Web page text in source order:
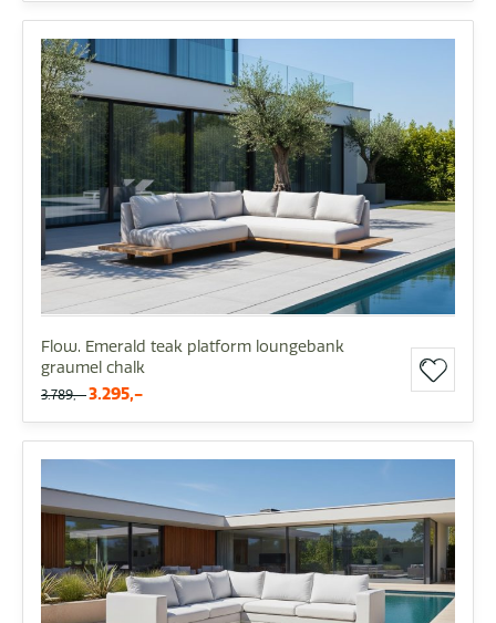
Flow. Emerald teak platform loungebank
graumel chalk
3.789,- 3.295,-